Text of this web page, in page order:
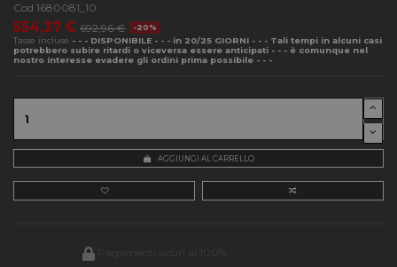
Cod 1680081_10
554,37 € 692,96 €
-20%
Tasse incluse - - - DISPONIBILE - - - in 20/25 GIORNI - - - Tali tempi in alcuni casi
potrebbero subire ritardi o viceversa essere anticipati - - - è comunque nel
nostro interesse evadere gli ordini prima possibile - - -
AGGIUNGI AL CARRELLO